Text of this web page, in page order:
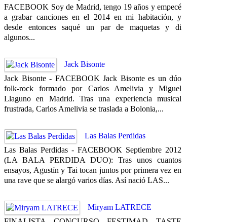
FACEBOOK Soy de Madrid, tengo 19 años y empecé
a grabar canciones en el 2014 en mi habitación, y
desde entonces saqué un par de maquetas y di
algunos...
Jack Bisonte
Jack Bisonte - FACEBOOK Jack Bisonte es un dúo
folk-rock formado por Carlos Amelivia y Miguel
Llaguno en Madrid. Tras una experiencia musical
frustrada, Carlos Amelivia se traslada a Bolonia,...
Las Balas Perdidas
Las Balas Perdidas - FACEBOOK Septiembre 2012
(LA BALA PERDIDA DUO): Tras unos cuantos
ensayos, Agustín y Tai tocan juntos por primera vez en
una rave que se alargó varios días. Así nació LAS...
Miryam LATRECE